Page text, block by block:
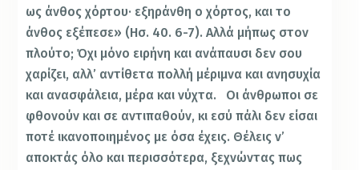
ως άνθος χόρτου· εξηράνθη ο χόρτος, και το
άνθος εξέπεσε» (Ησ. 40. 6-7). Αλλά μήπως στον
πλούτο; Όχι μόνο ειρήνη και ανάπαυσι δεν σου
χαρίζει, αλλ’ αντίθετα πολλή μέριμνα και ανησυχία
και ανασφάλεια, μέρα και νύχτα. Οι άνθρωποι σε
φθονούν και σε αντιπαθούν, κι εσύ πάλι δεν είσαι
ποτέ ικανοποιημένος με όσα έχεις. Θέλεις ν’
αποκτάς όλο και περισσότερα, ξεχνώντας πως